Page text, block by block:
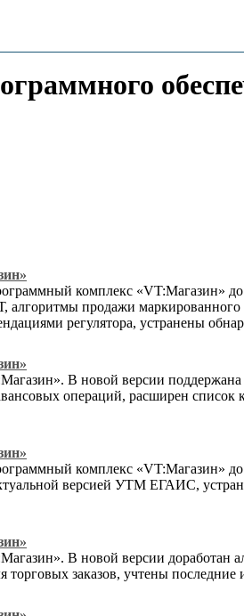
комплекс «VT:Магазин»
продажи маркированного
регулятора, устранены
В новой версии поддержана
операций, расширен список
комплекс «VT:Магазин»
версией УТМ ЕГАИС,
В новой версии доработан
торговых заказов, учтены